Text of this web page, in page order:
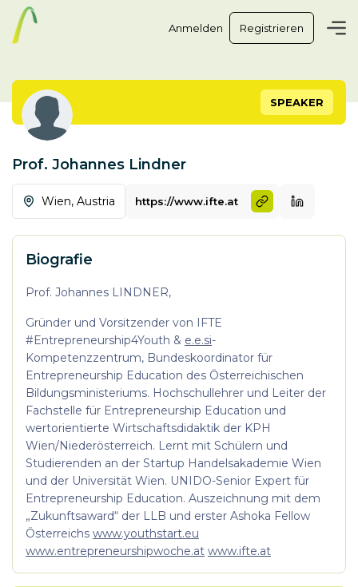
Anmelden Registrieren
SPEAKER
Prof. Johannes Lindner
Wien, Austria https://www.ifte.at
Biografie
Prof. Johannes LINDNER,
Gründer und Vorsitzender von IFTE
#Entrepreneurship4Youth & e.e.si-
Kompetenzzentrum, Bundeskoordinator für
Entrepreneurship Education des Österreichischen
Bildungsministeriums. Hochschullehrer und Leiter der
Fachstelle für Entrepreneurship Education und
wertorientierte Wirtschaftsdidaktik der KPH
Wien/Niederösterreich. Lernt mit Schülern und
Studierenden an der Startup Handelsakademie Wien
und der Universität Wien. UNIDO-Senior Expert für
Entrepreneurship Education. Auszeichnung mit dem
„Zukunftsaward“ der LLB und erster Ashoka Fellow
Österreichs www.youthstart.eu
www.entrepreneurshipwoche.at www.ifte.at